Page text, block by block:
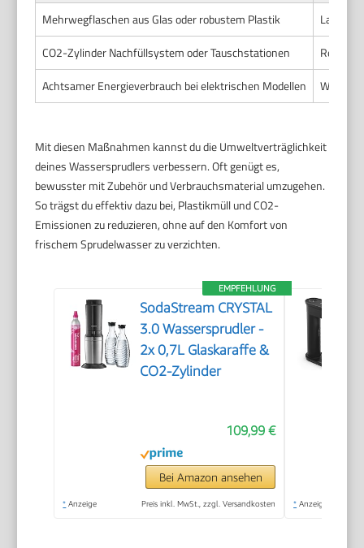
Mehrwegflaschen aus Glas oder robustem Plastik
CO2-Zylinder Nachfüllsystem oder Tauschstationen
Achtsamer Energieverbrauch bei elektrischen Modellen
Mit diesen Maßnahmen kannst du die Umweltverträglichkeit
deines Wassersprudlers verbessern. Oft genügt es,
bewusster mit Zubehör und Verbrauchsmaterial umzugehen.
So trägst du effektiv dazu bei, Plastikmüll und CO2-
Emissionen zu reduzieren, ohne auf den Komfort von
frischem Sprudelwasser zu verzichten.
EMPFEHLUNG
SodaStream CRYSTAL
3.0 Wassersprudler -
2x 0,7L Glaskaraffe &
CO2-Zylinder
109,99 €
Bei Amazon ansehen
* Anzeige Preis inkl. MwSt., zzgl. Versandkosten * Anzeige